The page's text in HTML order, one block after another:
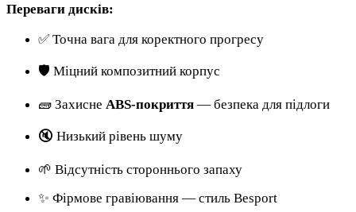
Переваги дисків:
✅ Точна вага для коректного прогресу
🛡️ Міцний композитний корпус
🧱 Захисне ABS-покриття — безпека для підлоги
🔇 Низький рівень шуму
🌱 Відсутність стороннього запаху
✨ Фірмове гравіювання — стиль Besport